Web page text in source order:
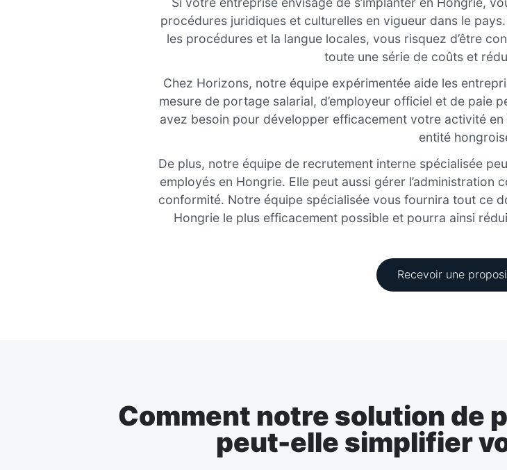
procédures juridiques et culturelles en vigueur dans le
les procédures et la langue locales, vous risquez d’être
toute une série de coûts et
Chez Horizons, notre équipe expérimentée aide les
mesure de portage salarial, d’employeur officiel et de paie
avez besoin pour développer efficacement votre activité
entité
De plus, notre équipe de recrutement interne spécialisée
employés en Hongrie. Elle peut aussi gérer l’administration
conformité. Notre équipe spécialisée vous fournira tout ce
Hongrie le plus efficacement possible et pourra ainsi
Recevoir une
Comment notre solution de
peut-elle simplifier